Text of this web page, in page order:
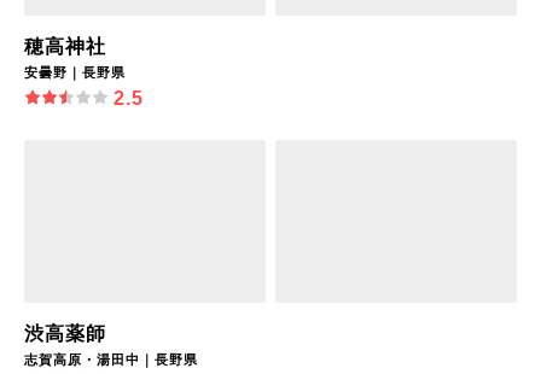
穂高神社
安曇野｜長野県
2.5
渋高薬師
志賀高原・湯田中｜長野県